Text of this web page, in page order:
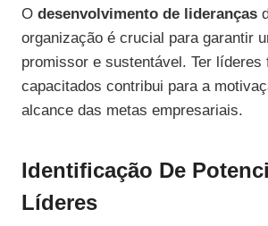
O desenvolvimento de lideranças
organização é crucial para garantir
promissor e sustentável. Ter líderes
capacitados contribui para a
alcance das metas empresariais.
Identificação De
Líderes